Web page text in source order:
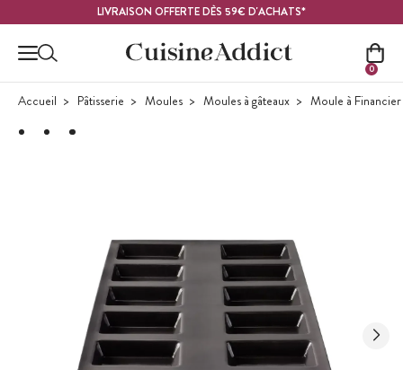
LIVRAISON OFFERTE DÈS 59€ D'ACHATS*
0
Accueil Pâtisserie Moules Moules à gâteaux Moule à Financier